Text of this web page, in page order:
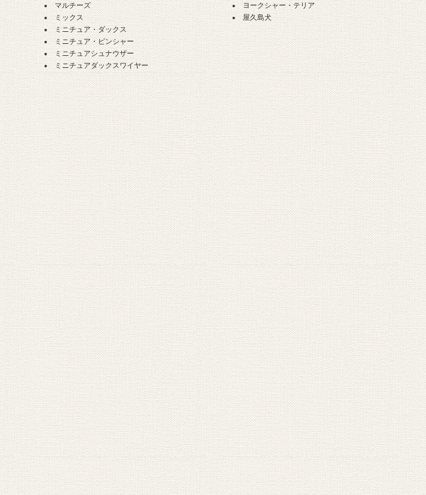
マルチーズ
ミックス
ミニチュア・ダックス
ミニチュア・ピンシャー
ミニチュアシュナウザー
ミニチュアダックスワイヤー
ヨークシャー・テリア
屋久島犬